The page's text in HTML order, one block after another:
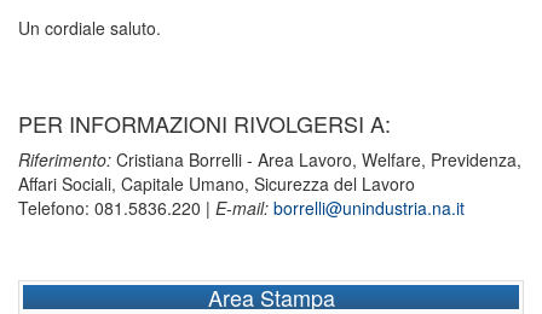
Un cordiale saluto.
PER INFORMAZIONI RIVOLGERSI A:
Riferimento: Cristiana Borrelli - Area Lavoro, Welfare, Previdenza,
Affari Sociali, Capitale Umano, Sicurezza del Lavoro
Telefono: 081.5836.220 | E-mail: borrelli@unindustria.na.it
Area Stampa